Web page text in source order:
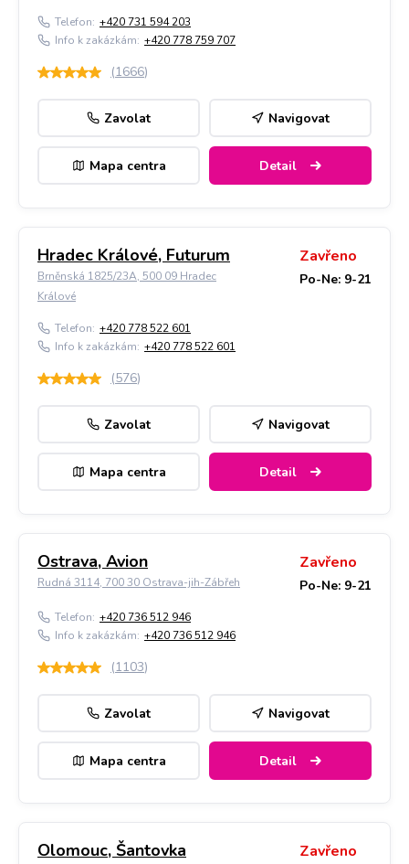
Telefon: +420 731 594 203
Info k zakázkám: +420 778 759 707
(1666)
Zavolat Navigovat
Mapa centra Detail
Hradec Králové, Futurum
Brněnská 1825/23A, 500 09 Hradec
Králové
Zavřeno
Po-Ne: 9-21
Telefon: +420 778 522 601
Info k zakázkám: +420 778 522 601
(576)
Zavolat Navigovat
Mapa centra Detail
Ostrava, Avion
Rudná 3114, 700 30 Ostrava-jih-Zábřeh
Zavřeno
Po-Ne: 9-21
Telefon: +420 736 512 946
Info k zakázkám: +420 736 512 946
(1103)
Zavolat Navigovat
Mapa centra Detail
Olomouc, Šantovka Zavřeno